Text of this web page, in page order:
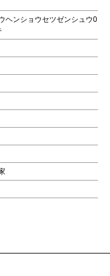
ヘンショウセツゼンシュウ0